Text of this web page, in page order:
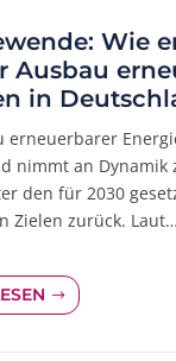
Wie
Ausbau
in
erneuerbarer
nimmt an Dynamik
den für 2030
Zielen zurück. Laut…